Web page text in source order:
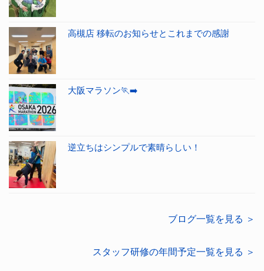
高槻店 移転のお知らせとこれまでの感謝
大阪マラソン🏃‍➡️
逆立ちはシンプルで素晴らしい！
ブログ一覧を見る ＞
スタッフ研修の年間予定一覧を見る ＞